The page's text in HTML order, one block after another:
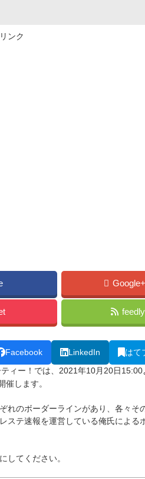
ンク
Google+
feedly
Facebook LinkedIn はて
ィー！では、2021年10月20日15:00
催します。
れのボーダーラインがあり、各々そ
ステ速報を運営している俺氏による
してください。